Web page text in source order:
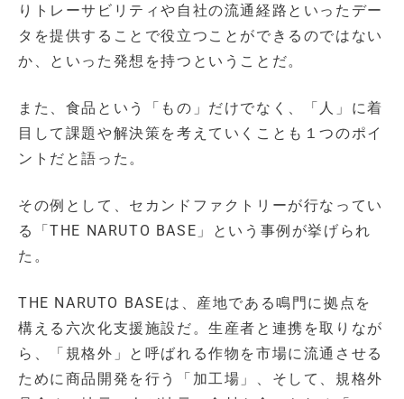
りトレーサビリティや自社の流通経路といったデー
タを提供することで役立つことができるのではない
か、といった発想を持つということだ。
また、食品という「もの」だけでなく、「人」に着
目して課題や解決策を考えていくことも１つのポイ
ントだと語った。
その例として、セカンドファクトリーが行なってい
る「THE NARUTO BASE」という事例が挙げられ
た。
THE NARUTO BASEは、産地である鳴門に拠点を
構える六次化支援施設だ。生産者と連携を取りなが
ら、「規格外」と呼ばれる作物を市場に流通させる
ために商品開発を行う「加工場」、そして、規格外